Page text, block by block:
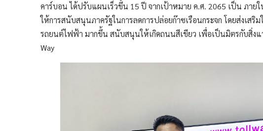
คาร์บอน ได้ปรับแผนเร็วขึ้น 15 ปี จากเป้าหมาย ค.ศ. 2065 เป็น ภาย
ให้การสนับสนุนภาครัฐในการลดการปล่อยก๊าซเรือนกระจก โดยส่งเส
รถยนต์ไฟฟ้า มากขึ้น สนับสนุนให้เกิดถนนสีเขียว เพื่อเป็นมิตรกับสิ่งแ
Way